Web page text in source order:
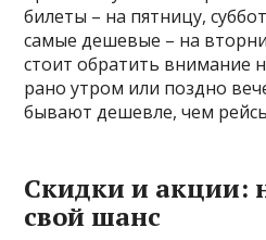
билеты – на пятницу,
самые дешевые – на
стоит обратить внимание
рано утром или поздно
бывают дешевле, чем
Скидки и акции:
свой шанс